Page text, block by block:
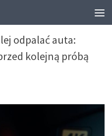
odpalać auta:
kolejną próbą